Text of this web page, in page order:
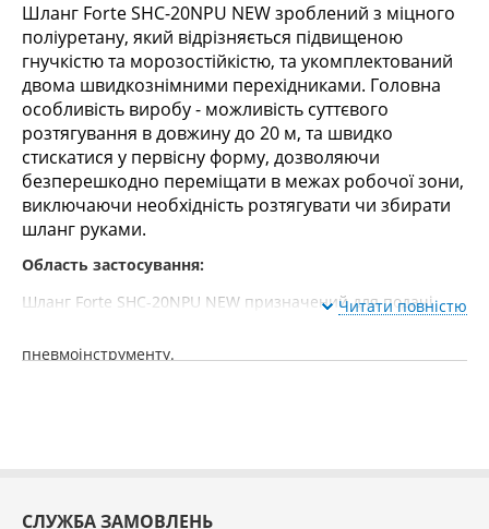
Шланг Forte SHC-20NPU NEW зроблений з міцного
поліуретану, який відрізняється підвищеною
гнучкістю та морозостійкістю, та укомплектований
двома швидкознімними перехідниками. Головна
особливість виробу - можливість суттєвого
розтягування в довжину до 20 м, та швидко
стискатися у первісну форму, дозволяючи
безперешкодно переміщати в межах робочої зони,
виключаючи необхідність розтягувати чи збирати
шланг руками.
Область застосування:
Шланг Forte SHC-20NPU NEW призначений для подачі
пневмоінструменту.
Якісний поліуретану.
Читати повністю
СЛУЖБА ЗАМОВЛЕНЬ